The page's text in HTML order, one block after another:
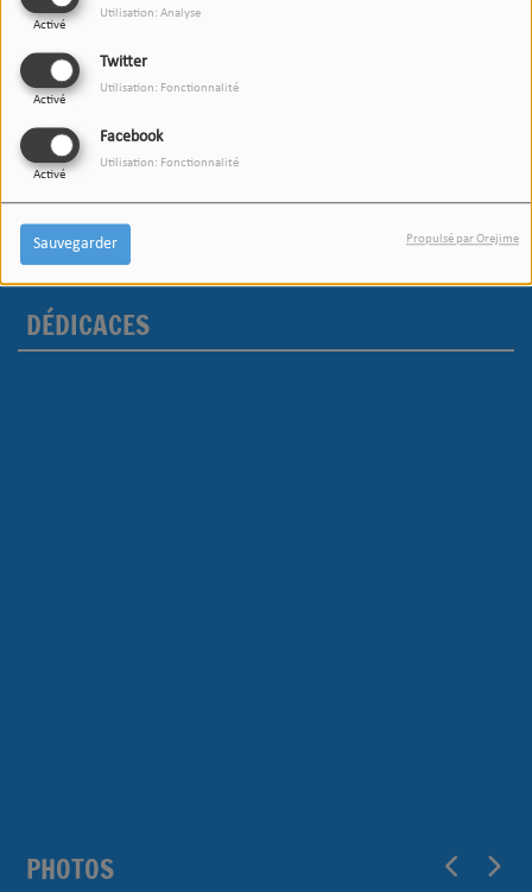
Activé
Utilisation: Analyse
Twitter
Activé
Utilisation: Fonctionnalité
Facebook
Activé
Utilisation: Fonctionnalité
Sauvegarder Propulsé par Orejime
DÉDICACES
PHOTOS